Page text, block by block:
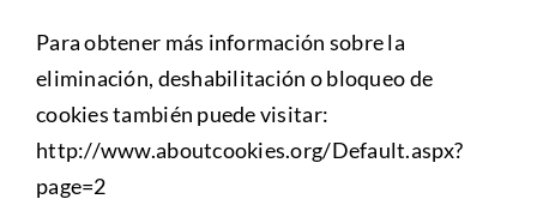
Para obtener más información sobre la
eliminación, deshabilitación o bloqueo de
cookies también puede visitar:
http://www.aboutcookies.org/Default.aspx?
page=2